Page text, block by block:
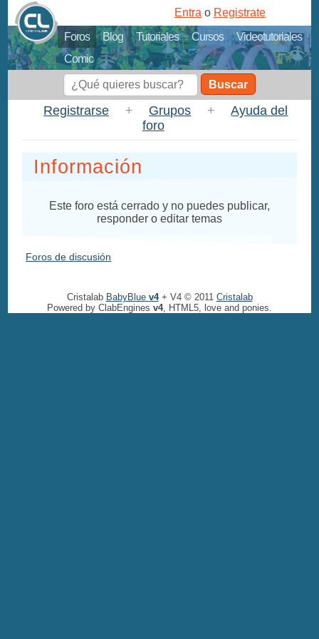
Foros Blog Tutoriales Cursos
Videotutoriales
Comic
Entra o Registrate
Buscar
Registrarse + Grupos +
Ayuda del
foro
Información
Este foro está cerrado y no puedes publicar,
responder o editar temas
Foros de discusión
Cristalab BabyBlue v4+ V4 © 2011 Cristalab
Powered by ClabEngines v4, HTML5, love and ponies.